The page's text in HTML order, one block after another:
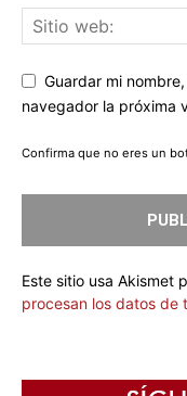
Guardar mi
navegador la próxima
Confirma que no eres un
Este sitio usa Akismet
procesan los datos de